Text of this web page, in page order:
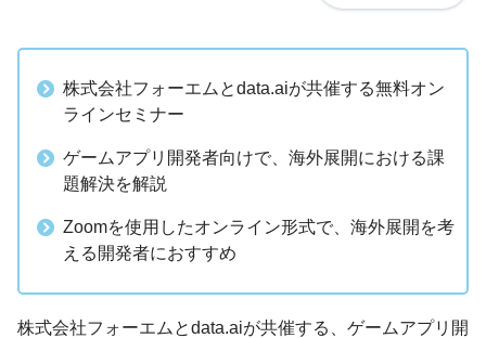
株式会社フォーエムとdata.aiが共催する無料オン
ラインセミナー
ゲームアプリ開発者向けで、海外展開における課
題解決を解説
Zoomを使用したオンライン形式で、海外展開を考
える開発者におすすめ
株式会社フォーエムとdata.aiが共催する、ゲームアプリ開